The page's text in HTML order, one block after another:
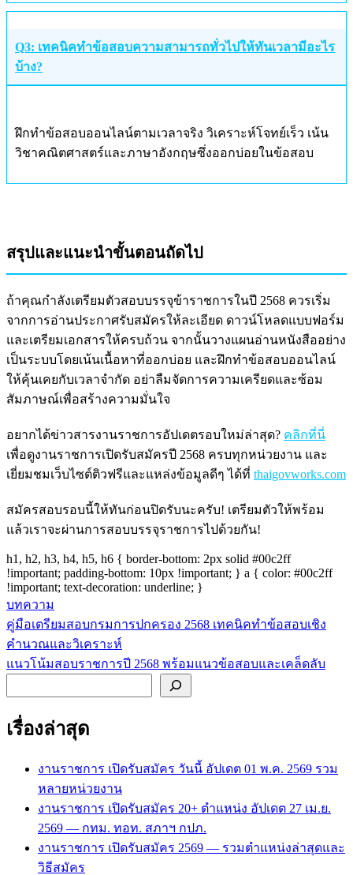
Q3: เทคนิคทำข้อสอบความสามารถทั่วไปให้ทันเวลามีอะไร
บ้าง?
ฝึกทำข้อสอบออนไลน์ตามเวลาจริง วิเคราะห์โจทย์เร็ว เน้น
วิชาคณิตศาสตร์และภาษาอังกฤษซึ่งออกบ่อยในข้อสอบ
สรุปและแนะนำขั้นตอนถัดไป
ถ้าคุณกำลังเตรียมตัวสอบบรรจุข้าราชการในปี 2568 ควรเริ่ม
จากการอ่านประกาศรับสมัครให้ละเอียด ดาวน์โหลดแบบฟอร์ม
และเตรียมเอกสารให้ครบถ้วน จากนั้นวางแผนอ่านหนังสืออย่าง
เป็นระบบโดยเน้นเนื้อหาที่ออกบ่อย และฝึกทำข้อสอบออนไลน์
ให้คุ้นเคยกับเวลาจำกัด อย่าลืมจัดการความเครียดและซ้อม
สัมภาษณ์เพื่อสร้างความมั่นใจ
อยากได้ข่าวสารงานราชการอัปเดตรอบใหม่ล่าสุด? คลิกที่นี่
เพื่อดูงานราชการเปิดรับสมัครปี 2568 ครบทุกหน่วยงาน และ
เยี่ยมชมเว็บไซต์ติวฟรีและแหล่งข้อมูลดีๆ ได้ที่ thaigovworks.com
สมัครสอบรอบนี้ให้ทันก่อนปิดรับนะครับ! เตรียมตัวให้พร้อม
แล้วเราจะผ่านการสอบบรรจุราชการไปด้วยกัน!
h1, h2, h3, h4, h5, h6 { border-bottom: 2px solid #00c2ff
!important; padding-bottom: 10px !important; } a { color: #00c2ff
!important; text-decoration: underline; }
บทความ
แนะแนว
เรื่อง
คู่มือเตรียมสอบกรมการปกครอง 2568 เทคนิคทำข้อสอบเชิง
คำนวณและวิเคราะห์
แนวโน้มสอบราชการปี 2568 พร้อมแนวข้อสอบและเคล็ดลับ
เรื่องล่าสุด
งานราชการ เปิดรับสมัคร วันนี้ อัปเดต 01 พ.ค. 2569 รวม
หลายหน่วยงาน
งานราชการ เปิดรับสมัคร 20+ ตำแหน่ง อัปเดต 27 เม.ย.
2569 — กทม. ทอท. สภาฯ กปภ.
งานราชการ เปิดรับสมัคร 2569 — รวมตำแหน่งล่าสุดและ
วิธีสมัคร